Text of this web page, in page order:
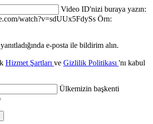
Video ID'nizi buraya yazın:
watch?v=sdUUx5FdySs Örn:
e-posta ile bildirim alın.
Hizmet Şartları ve Gizlilik Politikası 'nı kabul
Ülkemizin başkenti